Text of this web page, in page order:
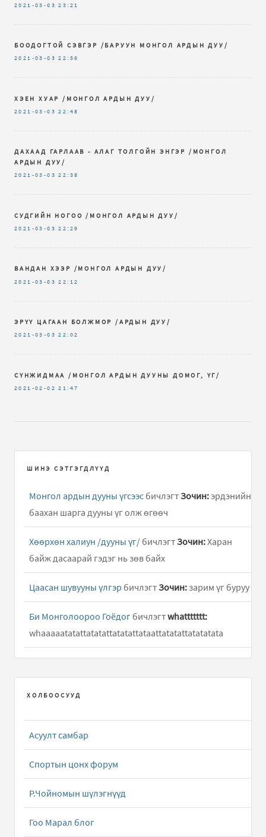
2021-03-03 23:21
БООДОГТОЙ СЭВГЭР /БАРУУН МОНГОЛ АРДЫН ДУУ/
2021-03-03 22:56
ХЭЕН ХУАР /МОНГОЛ АРДЫН ДУУ/
2021-03-03 22:48
ДАХААД ГАРЛААВ - АЛАГ ТОЛГОЙН ЭНГЭР /МОНГОЛ
АРДЫН ДУУ/
2021-03-03 22:38
СУДГИЙН НОГОО /МОНГОЛ АРДЫН ДУУ/
2021-03-03 22:29
ВАНДАН ХЭЭР /МОНГОЛ АРДЫН ДУУ/
2021-03-03 22:12
ЭРҮҮ ЦАГААН БОЛЖМОР /АРДЫН ДУУ/
2021-03-03 22:02
СҮНЖИДМАА /МОНГОЛ АРДЫН ДУУНЫ ДОМОГ, ҮГ/
2021-02-02 21:47
ШИНЭ СЭТГЭГДЛҮҮД
Монгол ардын дууны үгсээс бичлэгтЗочин:эрдэнийн
баахан шарга дууны үг олж өгөөч
Хөөрхөн халиун /дууны үг/ бичлэгтЗочин:Харан
байж дасаарай гэдэг нь зөв байх
Цаасан шувууны үлгэр бичлэгтЗочин: зарим үг буруу
Би Монголоороо Гоёдог бичлэгтwhattttttt:
whaaaaatatattatatattatatattataattatatattatatatata
Хөөрхөн халиун /дууны үг/бичлэгтHun:Hooy ene
duuny ug ni dutuu ym
Чимэддорж (зочин):Нэгэн цагт нохой Намдагийн хүү
Төмөрхуяг шиг сайхан залуу ч ховор юм шиг түүн..
Даалууны гуншинбичлэгт
ХОЛБООСУУД
Асуулт самбар
Спортын цонх форум
Р.Чойномын шүлэгнүүд
Гоо Марал блог